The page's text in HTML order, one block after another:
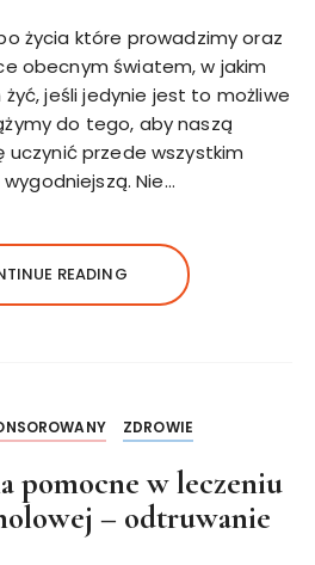
życia które prowadzimy oraz
obecnym światem, w jakim
żyć, jeśli jedynie jest to możliwe
do tego, aby naszą
przede wszystkim
Nie…
READING
ZDROWIE
pomocne w leczeniu
– odtruwanie